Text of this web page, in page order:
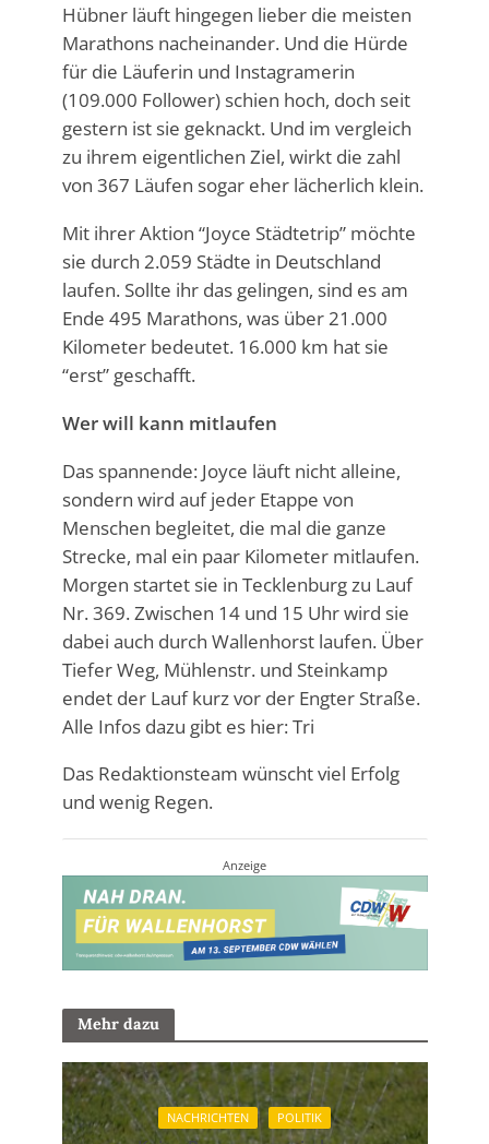
Hübner läuft hingegen lieber die meisten
Marathons nacheinander. Und die Hürde
für die Läuferin und Instagramerin
(109.000 Follower) schien hoch, doch seit
gestern ist sie geknackt. Und im vergleich
zu ihrem eigentlichen Ziel, wirkt die zahl
von 367 Läufen sogar eher lächerlich klein.
Mit ihrer Aktion “Joyce Städtetrip” möchte
sie durch 2.059 Städte in Deutschland
laufen. Sollte ihr das gelingen, sind es am
Ende 495 Marathons, was über 21.000
Kilometer bedeutet. 16.000 km hat sie
“erst” geschafft.
Wer will kann mitlaufen
Das spannende: Joyce läuft nicht alleine,
sondern wird auf jeder Etappe von
Menschen begleitet, die mal die ganze
Strecke, mal ein paar Kilometer mitlaufen.
Morgen startet sie in Tecklenburg zu Lauf
Nr. 369. Zwischen 14 und 15 Uhr wird sie
dabei auch durch Wallenhorst laufen. Über
Tiefer Weg, Mühlenstr. und Steinkamp
endet der Lauf kurz vor der Engter Straße.
Alle Infos dazu gibt es hier: Tri
Das Redaktionsteam wünscht viel Erfolg
und wenig Regen.
Anzeige
Mehr dazu
NACHRICHTEN POLITIK